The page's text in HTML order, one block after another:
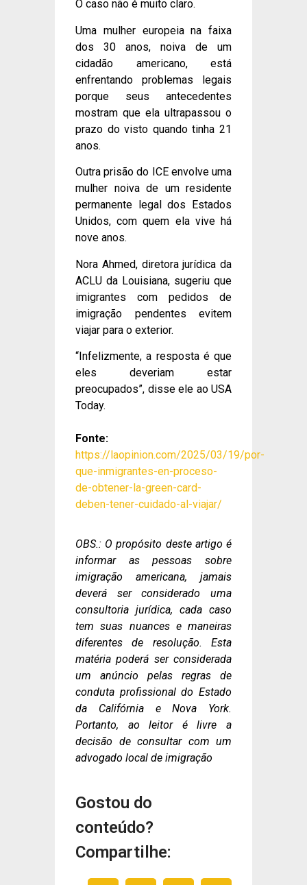
O caso não é muito claro.
Uma mulher europeia na faixa
dos 30 anos, noiva de um
cidadão americano, está
enfrentando problemas legais
porque seus antecedentes
mostram que ela ultrapassou o
prazo do visto quando tinha 21
anos.
Outra prisão do ICE envolve uma
mulher noiva de um residente
permanente legal dos Estados
Unidos, com quem ela vive há
nove anos.
Nora Ahmed, diretora jurídica da
ACLU da Louisiana, sugeriu que
imigrantes com pedidos de
imigração pendentes evitem
viajar para o exterior.
“Infelizmente, a resposta é que
eles deveriam estar
preocupados”, disse ele ao USA
Today.
Fonte:
https://laopinion.com/2025/03/19/por-
que-inmigrantes-en-proceso-
de-obtener-la-green-card-
deben-tener-cuidado-al-viajar/
OBS.: O propósito deste artigo é
informar as pessoas sobre
imigração americana, jamais
deverá ser considerado uma
consultoria jurídica, cada caso
tem suas nuances e maneiras
diferentes de resolução. Esta
matéria poderá ser considerada
um anúncio pelas regras de
conduta profissional do Estado
da Califórnia e Nova York.
Portanto, ao leitor é livre a
decisão de consultar com um
advogado local de imigração
Gostou do
conteúdo?
Compartilhe: